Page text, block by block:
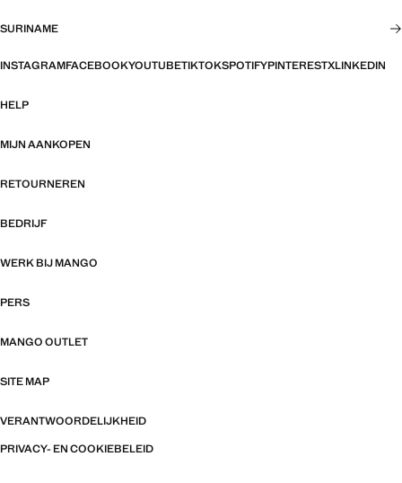
SURINAME
INSTAGRAMFACEBOOKYOUTUBETIKTOKSPOTIFYPINTERESTXLINKEDIN
HELP
MIJN AANKOPEN
RETOURNEREN
BEDRIJF
WERK BIJ MANGO
PERS
MANGO OUTLET
SITE MAP
VERANTWOORDELIJKHEID
PRIVACY- EN COOKIEBELEID